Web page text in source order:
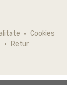
Cookies
Retur